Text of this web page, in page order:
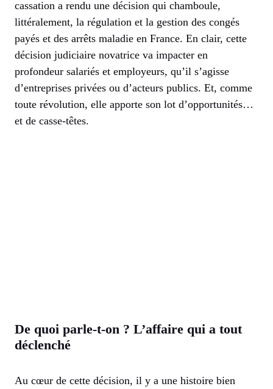
cassation a rendu une décision qui chamboule,
littéralement, la régulation et la gestion des congés
payés et des arrêts maladie en France. En clair, cette
décision judiciaire novatrice va impacter en
profondeur salariés et employeurs, qu’il s’agisse
d’entreprises privées ou d’acteurs publics. Et, comme
toute révolution, elle apporte son lot d’opportunités…
et de casse-têtes.
De quoi parle-t-on ? L’affaire qui a tout
déclenché
Au cœur de cette décision, il y a une histoire bien